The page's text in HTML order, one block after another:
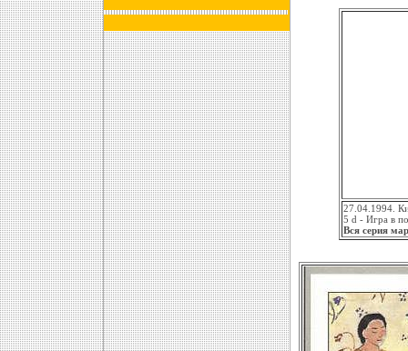
27.04.1994.
5 d - Игра в
Вся серия